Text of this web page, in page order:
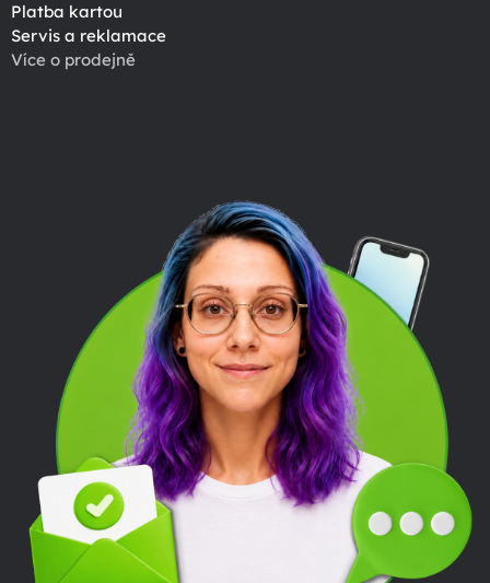
Platba kartou
Servis a reklamace
Více o prodejně